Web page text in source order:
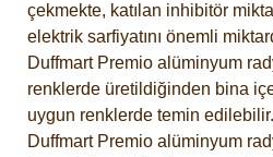
çekmekte, katılan inhibitör
elektrik sarfiyatını önemli
Duffmart Premio alüminyum
renklerde üretildiğinden bina
uygun renklerde temin edilebilir.
Duffmart Premio alüminyum